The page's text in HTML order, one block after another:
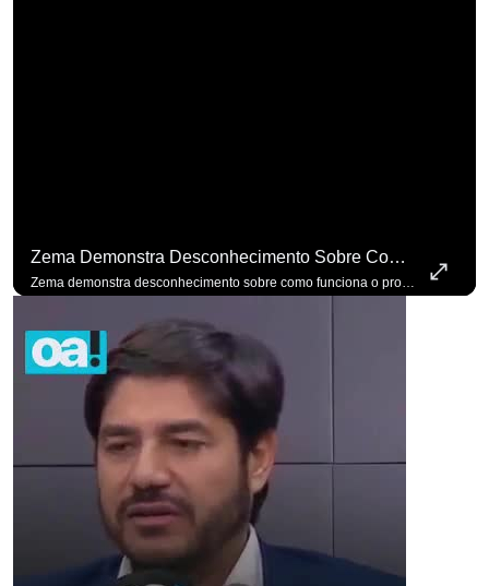
Zema Demonstra Desconhecimento Sobre Como Funciona O Processo De Mudança Das Leis. #OAntagonista
Zema demonstra desconhecimento sobre como funciona o processo de mudança das leis. #OAntagonista Se você busca informação com credibilidade, inscreva-se agora e ative o